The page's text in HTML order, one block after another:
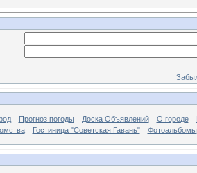
Прогноз погоды Доска Объявлений О городе
Гостиница "Советская Гавань" Фотоальбомы